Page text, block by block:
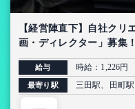
【経営陣直下】自社クリ
画・ディレクター」募集
上流インターン【AI導入
給与 時給：1,226円
最寄り駅 三田駅、田町